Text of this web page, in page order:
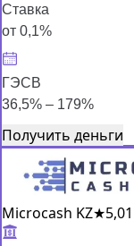
Ставка
от 0,1%
ГЭСВ
36,5% – 179%
Получить деньги
Microcash KZ★5,0